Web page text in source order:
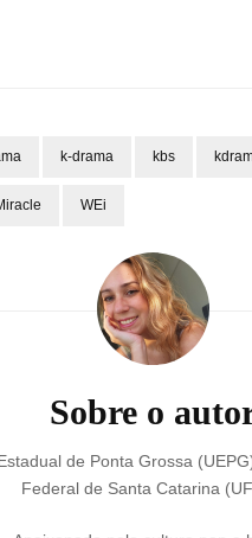
k-drama kbs
WEi
Sobre o
de Ponta Grossa
Federal de Santa Catarina